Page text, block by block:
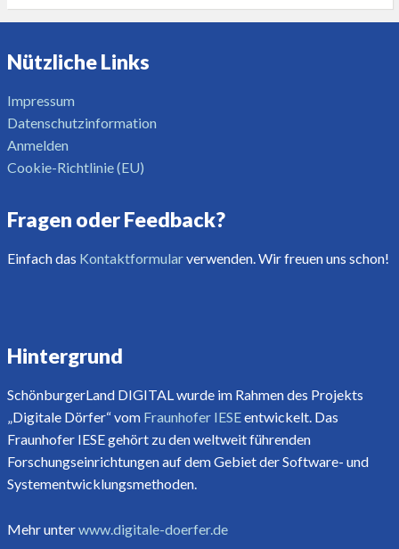
Nützliche Links
Impressum
Datenschutzinformation
Anmelden
Cookie-Richtlinie (EU)
Fragen oder Feedback?
Einfach das Kontaktformularverwenden. Wir freuen uns schon!
Hintergrund
SchönburgerLand DIGITAL wurde im Rahmen des Projekts
„Digitale Dörfer“ vom Fraunhofer IESEentwickelt. Das
Fraunhofer IESE gehört zu den weltweit führenden
Forschungseinrichtungen auf dem Gebiet der Software- und
Systementwicklungsmethoden.
Mehr unterwww.digitale-doerfer.de